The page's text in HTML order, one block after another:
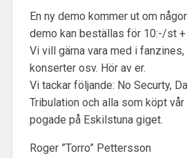
En ny demo kommer ut om
demo kan beställas för 10:-/st +
Vi vill gärna vara med i
konserter osv. Hör av er.
Vi tackar följande: No Securty,
Tribulation och alla som köpt
pogade på Eskilstuna giget.
Roger ”Torro” Pettersson